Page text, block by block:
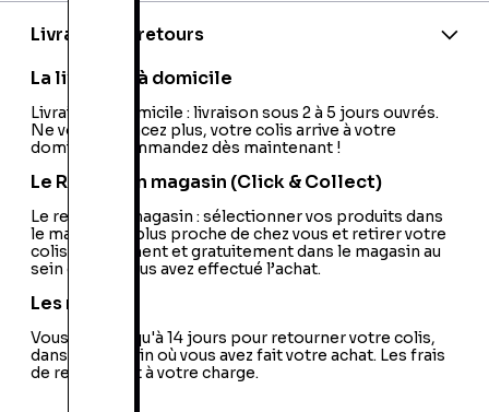
Nom du développeur:
Livraison et retours
La livraison à domicile
Livraison à domicile : livraison sous 2 à 5 jours ouvrés.
Ne vous déplacez plus, votre colis arrive à votre
domicile ! Commandez dès maintenant !
Le Retrait en magasin (Click & Collect)
Le retrait en magasin : sélectionner vos produits dans
le magasin le plus proche de chez vous et retirer votre
colis directement et gratuitement dans le magasin au
sein duquel vous avez effectué l’achat.
Les retours
Vous avez jusqu'à 14 jours pour retourner votre colis,
dans le magasin où vous avez fait votre achat. Les frais
de retour sont à votre charge.